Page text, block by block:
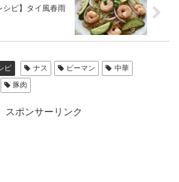
シピ】タイ風春雨
ピ ナス ピーマン
中華
豚肉
スポンサーリンク